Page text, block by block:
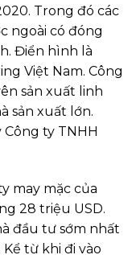
Trong đó các
ngoài có đóng
Điển hình là
Việt Nam. Công
sản xuất linh
sản xuất lớn.
ty TNHH
may mặc của
28 triệu USD.
đầu tư sớm nhất
từ khi đi vào